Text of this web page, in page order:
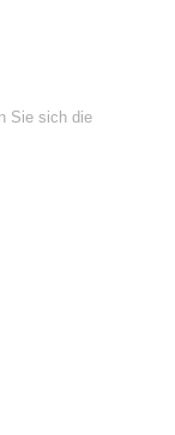
Sie sich die